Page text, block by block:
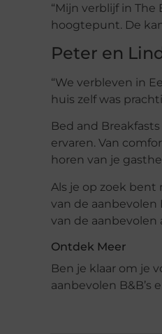
“Mijn verblijf in
hoogtepunt. De
Peter en
“We verbleven in
huis zelf was
Bed and
ervaren. Van
horen van je
Als je op zoek bent
van de aanbevolen
van de
Ontdek Meer
Ben je klaar om je
aanbevolen